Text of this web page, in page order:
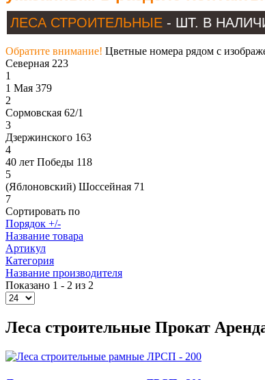
ЛЕСА СТРОИТЕЛЬНЫЕ - ШТ. В
Обратите внимание! Цветные номера рядом с
Северная 223
1
1 Мая 379
2
Сормовская 62/1
3
Дзержинского 163
4
40 лет Победы 118
5
(Яблоновский) Шоссейная 71
7
Сортировать по
Порядок +/-
Название товара
Артикул
Категория
Название производителя
Показано 1 - 2 из 2
Леса строительные Прокат